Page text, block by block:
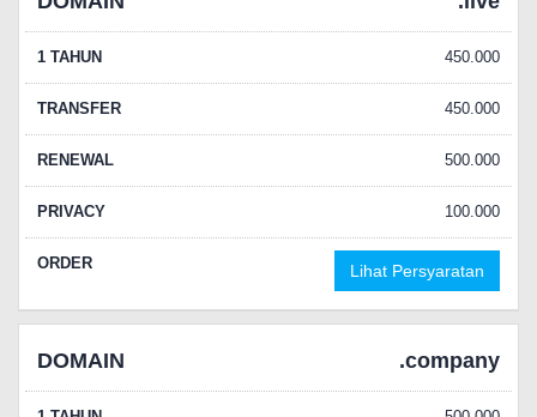
1 TAHUN 450.000
TRANSFER 450.000
RENEWAL 500.000
PRIVACY 100.000
ORDER Lihat Persyaratan
DOMAIN .company